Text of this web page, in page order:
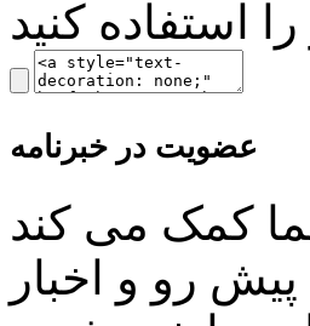
عضویت در خبرنامه
کمک می کند
رو و اخبار